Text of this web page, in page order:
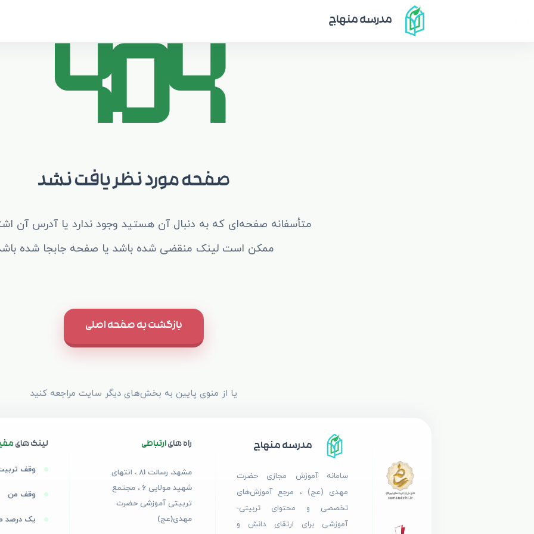
مدرسه منهاج
404
صفحه مورد نظر یافت نشد
متأسفانه صفحه‌ای که به دنبال آن هستید وجود ندارد یا آدرس آن
ممکن است لینک منقضی شده باشد یا صفحه جابجا شده
بازگشت به صفحه اصلی
یا از منوی پایین به بخش‌های دیگر سایت مراجعه کنید
مدرسه منهاج
سامانه آموزش مجازی حضرت
مهدی (عج) ، مرجع آموزش‌های
تخصصی و محتوای تربیتی-
آموزشی برای ارتقای دانش و
راه هایارتباطی
مشهد، رسالت 81 ، انتهای
شهید مولایی 6 ، مجتمع
تربیتی آموزشی حضرت
مهدی(عج)
لینک های
وقف
وقف من
یک درصد